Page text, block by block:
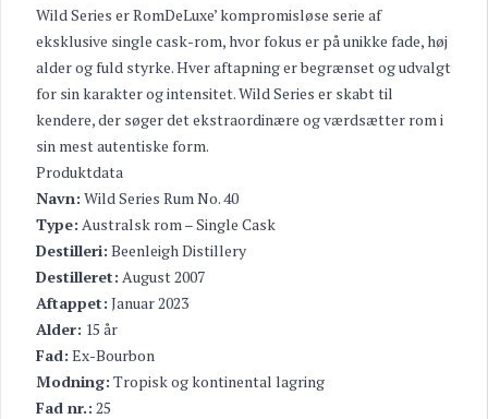
Wild Series er RomDeLuxe’ kompromisløse serie af
eksklusive single cask-rom, hvor fokus er på unikke fade, høj
alder og fuld styrke. Hver aftapning er begrænset og udvalgt
for sin karakter og intensitet. Wild Series er skabt til
kendere, der søger det ekstraordinære og værdsætter rom i
sin mest autentiske form.
Produktdata
Navn: Wild Series Rum No. 40
Type: Australsk rom – Single Cask
Destilleri: Beenleigh Distillery
Destilleret: August 2007
Aftappet: Januar 2023
Alder: 15 år
Fad: Ex-Bourbon
Modning: Tropisk og kontinental lagring
Fad nr.: 25